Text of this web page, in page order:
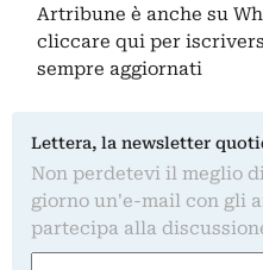
Artribune è anche su
cliccare qui per
sempre aggiornati
Lettera, la newsletter
Non perdetevi il meglio
giorno un'e-mail con gli
partecipa alla